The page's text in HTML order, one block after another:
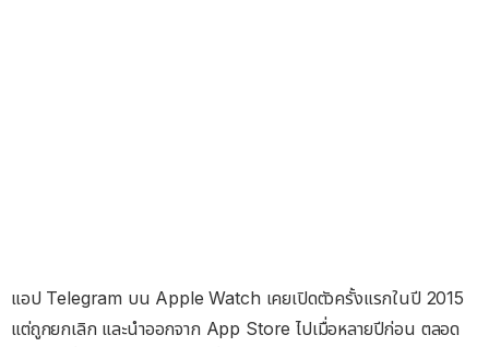
แอป Telegram บน Apple Watch เคยเปิดตัวครั้งแรกในปี 2015
แต่ถูกยกเลิก และนำออกจาก App Store ไปเมื่อหลายปีก่อน ตลอด